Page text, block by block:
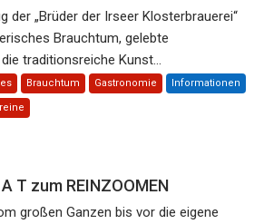
der „Brüder der Irseer Klosterbrauerei“
Brauchtum, gelebte
traditionsreiche Kunst...
Brauchtum Gastronomie Informationen
T zum REINZOOMEN
großen Ganzen bis vor die eigene